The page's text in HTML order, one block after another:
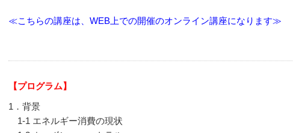
≪こちらの講座は、WEB上での開催のオンライン講座になります≫
【プログラム】
1．背景
1-1 エネルギー消費の現状